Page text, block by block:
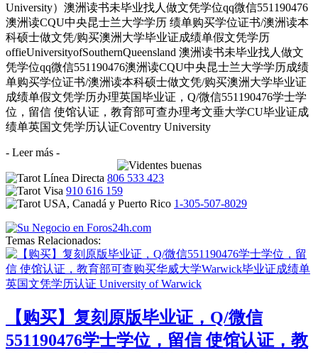
University）澳洲读书未毕业找人做文凭学位qq微信551190476
澳洲读CQU中央昆士兰大学学历 绩单购买学位证书/澳洲读本
科硕士做文凭/购买澳洲大学毕业证成绩单假文凭学历
offieUniversityofSouthernQueensland 澳洲读书未毕业找人做文
凭学位qq微信551190476澳洲读CQU中央昆士兰大学学历成绩
单购买学位证书/澳洲读本科硕士做文凭/购买澳洲大学毕业证
成绩单假文凭学历办理英国毕业证，Q/微信551190476学士学
位，留信 使馆认证，教育部可查办理考文垂大学CU毕业证成
绩单英国文凭学历认证Coventry University
- Leer más -
806 533 423
910 616 159
1-305-507-8029
Temas Relacionados:
【购买】复刻原版毕业证，Q/微信
551190476学士学位，留信 使馆认证，教